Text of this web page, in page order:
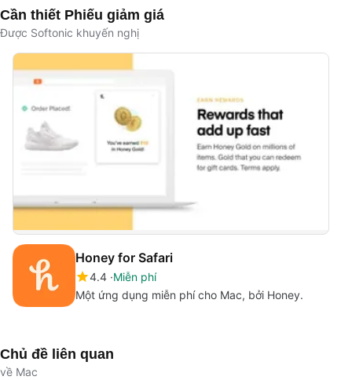
Cần thiết Phiếu giảm giá
Được Softonic khuyến nghị
Honey for Safari
4.4 Miễn phí
Một ứng dụng miễn phí cho Mac, bởi Honey.
Chủ đề liên quan
về Mac